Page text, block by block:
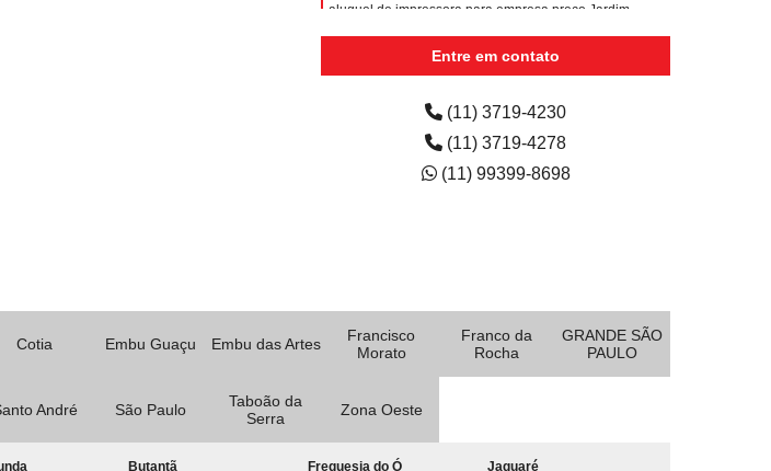
aluguel de impressora para empresa preço Jardim
Entre em contato
(11) 3719-4230
(11) 3719-4278
(11) 99399-8698
Cotia Embu Guaçu Embu das Artes
Francisco
Morato
Franco da
Rocha
GRANDE SÃO
PAULO
André São Paulo
Taboão da
Serra
Zona Oeste
Butantã Freguesia do Ó Jaguaré